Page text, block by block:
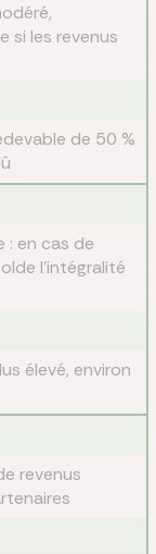
si les revenus
de 50 %
: en cas de
l'intégralité
élevé, environ
revenus